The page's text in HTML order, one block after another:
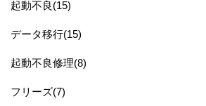
起動不良(15)
データ移行(15)
起動不良修理(8)
フリーズ(7)